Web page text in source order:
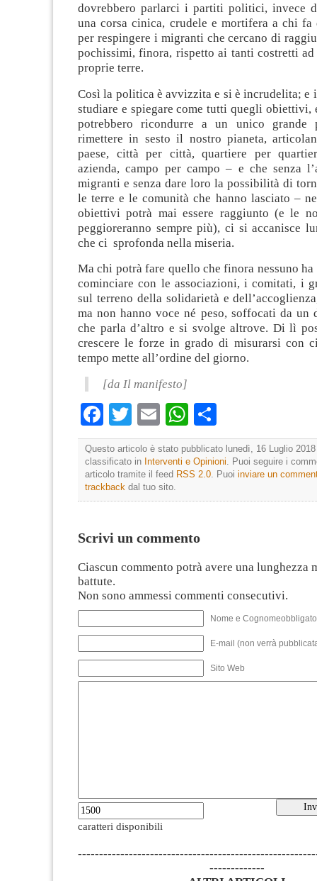
dovrebbero parlarci i partiti politici, invece
una corsa cinica, crudele e mortifera a chi
per respingere i migranti che cercano di
pochissimi, finora, rispetto ai tanti costretti ad
proprie terre.
Così la politica è avvizzita e si è incrudelita; e
studiare e spiegare come tutti quegli obiettivi,
potrebbero ricondurre a un unico grande
rimettere in sesto il nostro pianeta,
paese, città per città, quartiere per
azienda, campo per campo – e che senza
migranti e senza dare loro la possibilità di
le terre e le comunità che hanno lasciato –
obiettivi potrà mai essere raggiunto (e le
peggioreranno sempre più), ci si accanisce
che ci sprofonda nella miseria.
Ma chi potrà fare quello che finora nessuno ha
cominciare con le associazioni, i comitati, i
sul terreno della solidarietà e
ma non hanno voce né peso, soffocati da un
che parla d’altro e si svolge altrove. Di lì
crescere le forze in grado di misurarsi con
tempo mette all’ordine del giorno.
[da Il manifesto]
Facebook
TwitterEmailWhatsApp
Questo articolo è stato pubblicato lunedì, 16 Luglio
classificato in Interventi e Opinioni . Puoi seguire i
articolo tramite il feed RSS 2.0 . Puoi inviare un
trackback dal tuo sito.
Scrivi un commento
Ciascun commento potrà avere una lunghezza
battute.
Non sono ammessi commenti consecutivi.
Nome e
E-mail (non verrà
Sito Web
caratteri disponibili
-------------